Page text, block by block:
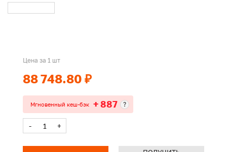
Цена за 1 шт
88 748.80 ₽
Мгновенный кеш-бэк + 887 ?
- +